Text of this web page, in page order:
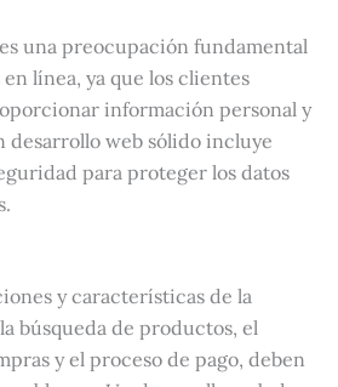
una preocupación fundamental
línea, ya que los clientes
información personal y
desarrollo web sólido incluye
para proteger los datos
y características de la
búsqueda de productos, el
y el proceso de pago, deben